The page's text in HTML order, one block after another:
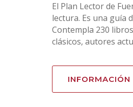
El Plan Lector de
lectura. Es una guía
Contempla 230
clásicos, autores
INFORMACIÓN